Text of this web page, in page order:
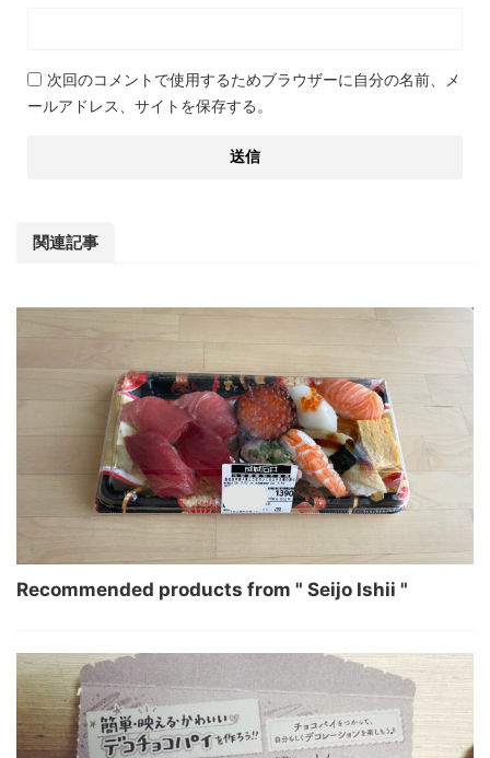
次回のコメントで使用するためブラウザーに自分の名前、メ
ールアドレス、サイトを保存する。
関連記事
Recommended products from " Seijo Ishii "